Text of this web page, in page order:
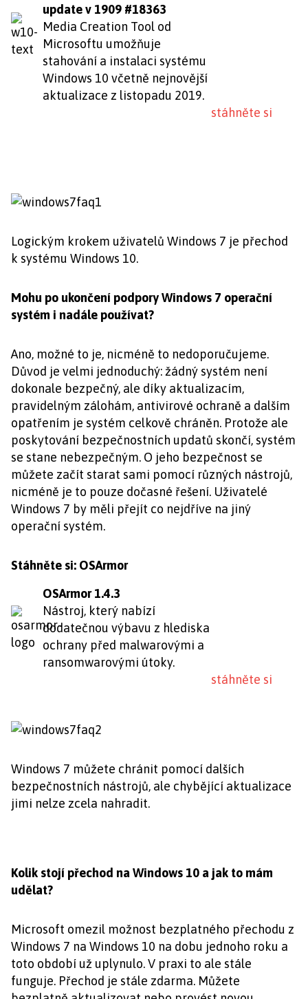
update v 1909 #18363
Media Creation Tool od
Microsoftu umožňuje
stahování a instalaci systému
Windows 10 včetně nejnovější
aktualizace z listopadu 2019.
stáhněte si
Logickým krokem uživatelů Windows 7 je přechod
k systému Windows 10.
Mohu po ukončení podpory Windows 7 operační
systém i nadále používat?
Ano, možné to je, nicméně to nedoporučujeme.
Důvod je velmi jednoduchý: žádný systém není
dokonale bezpečný, ale díky aktualizacím,
pravidelným zálohám, antivirové ochraně a dalším
opatřením je systém celkově chráněn. Protože ale
poskytování bezpečnostních updatů skončí, systém
se stane nebezpečným. O jeho bezpečnost se
můžete začít starat sami pomocí různých nástrojů,
nicméně je to pouze dočasné řešení. Uživatelé
Windows 7 by měli přejít co nejdříve na jiný
operační systém.
Stáhněte si: OSArmor
OSArmor 1.4.3
Nástroj, který nabízí
dodatečnou výbavu z hlediska
ochrany před malwarovými a
ransomwarovými útoky.
stáhněte si
Windows 7 můžete chránit pomocí dalších
bezpečnostních nástrojů, ale chybějící aktualizace
jimi nelze zcela nahradit.
Kolik stojí přechod na Windows 10 a jak to mám
udělat?
Microsoft omezil možnost bezplatného přechodu z
Windows 7 na Windows 10 na dobu jednoho roku a
toto období už uplynulo. V praxi to ale stále
funguje. Přechod je stále zdarma. Můžete